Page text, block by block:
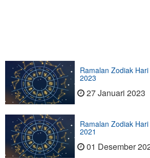
Ramalan Zodiak
2023
27 Januari 2023
Ramalan Zodiak
2021
01 Desember